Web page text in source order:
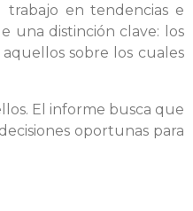
en tendencias e
una distinción clave: los
aquellos sobre los cuales
El informe busca que
oportunas para